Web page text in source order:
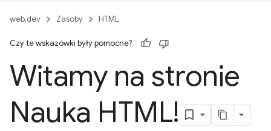
web.dev Zasoby HTML
Czy te wskazówki były pomocne?
Witamy na stronie
Nauka HTML!